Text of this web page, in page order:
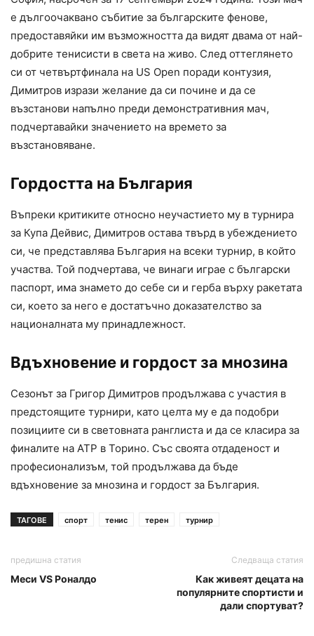
е дългоочаквано събитие за българските фенове,
предоставяйки им възможността да видят двама от най-
добрите тенисисти в света на живо. След оттеглянето
си от четвъртфинала на US Open поради контузия,
Димитров изрази желание да си почине и да се
възстанови напълно преди демонстративния мач,
подчертавайки значението на времето за
възстановяване.
Гордостта на България
Въпреки критиките относно неучастието му в турнира
за Купа Дейвис, Димитров остава твърд в убеждението
си, че представлява България на всеки турнир, в който
участва. Той подчертава, че винаги играе с български
паспорт, има знамето до себе си и герба върху ракетата
си, което за него е достатъчно доказателство за
националната му принадлежност.
Вдъхновение и гордост за мнозина
Сезонът за Григор Димитров продължава с участия в
предстоящите турнири, като целта му е да подобри
позициите си в световната ранглиста и да се класира за
финалите на ATP в Торино. Със своята отдаденост и
професионализъм, той продължава да бъде
вдъхновение за мнозина и гордост за България.
ТАГОВЕ спорт тенис терен турнир
предишна статия
Меси VS Роналдо
Следваща статия
Как живеят децата на
популярните спортисти и
дали спортуват?